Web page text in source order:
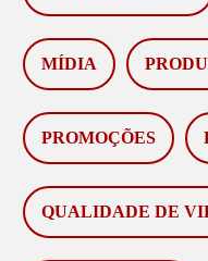
MÍDIA
PROMOÇÕES
QUALIDADE DE